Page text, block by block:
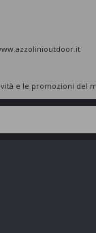
e le promozioni del